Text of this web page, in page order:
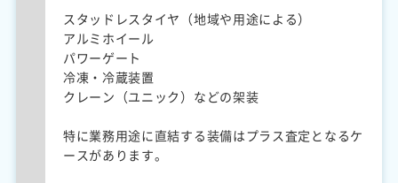
スタッドレスタイヤ（地域や用途による）
アルミホイール
パワーゲート
冷凍・冷蔵装置
クレーン（ユニック）などの架装
特に業務用途に直結する装備はプラス査定となるケ
ースがあります。